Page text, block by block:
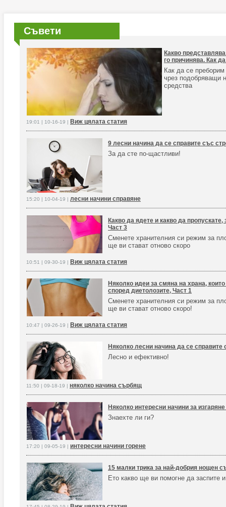
Съвети
Какво
го причинява. Как
Как да се преборим
чрез подобряващи
средства
19:01 | 10-16-19 | Виж цялата статия
9 лесни начина да се справите със
За да сте по-щастливи!
15:20 | 10-04-19 | лесни начини справяне
Какво да ядете и какво да
Част 3
Сменете хранителния си режим за
ще ви стават отново скоро
10:51 | 09-30-19 | Виж цялата статия
Няколко идеи за смяна на храна,
според диетолозите, Част 1
Сменете хранителния си режим за
ще ви стават отново скоро!
10:47 | 09-26-19 | Виж цялата статия
Няколко лесни начина да се
Лесно и ефективно!
11:50 | 09-18-19 | няколко начина сърбящ
Няколко интересни начини за
Знаехте ли ги?
17:20 | 09-05-19 | интересни начини горене
15 малки трика за най-добрия нощен
Ето какво ще ви помогне да заспите